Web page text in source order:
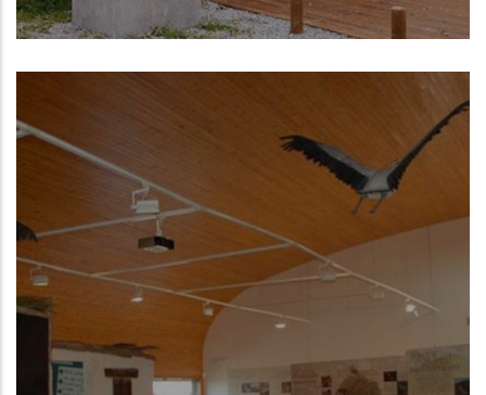
Castuera (Badajoz)